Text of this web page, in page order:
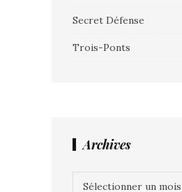
Secret Défense
Trois-Ponts
Archives